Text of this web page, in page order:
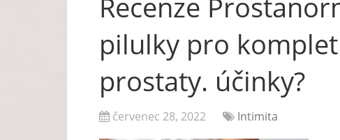
pilulky pro
prostaty. účinky?
červenec 28, 2022
Intimita